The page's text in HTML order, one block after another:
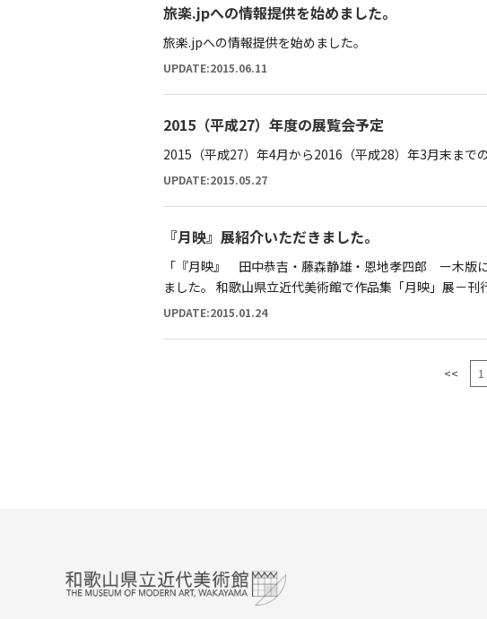
旅楽.jpへの情報提供を始めました。
旅楽.jpへの情報提供を始めました。
UPDATE:2015.06.11
2015（平成27）年度の展覧会予定
2015（平成27）年4月から2016（平成28）年3月末まで
UPDATE:2015.05.27
『月映』展紹介いただきました。
「『月映』 田中恭吉・藤森静雄・恩地孝四郎 ー木版
ました。 和歌山県立近代美術館で作品集「月映」展
UPDATE:2015.01.24
<< 1